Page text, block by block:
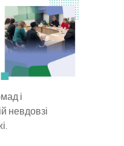
і
невдовзі